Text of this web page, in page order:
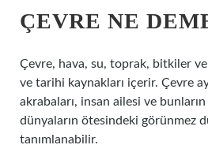
ÇEVRE NE
Çevre, hava, su, toprak, bitkiler
ve tarihi kaynakları içerir. Çevre
akrabaları, insan ailesi ve
dünyaların ötesindeki görünmez
tanımlanabilir.